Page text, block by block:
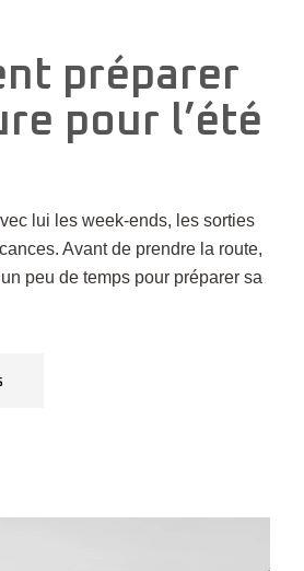
préparer
pour l’été
lui les week-ends, les sorties
Avant de prendre la route,
peu de temps pour préparer sa